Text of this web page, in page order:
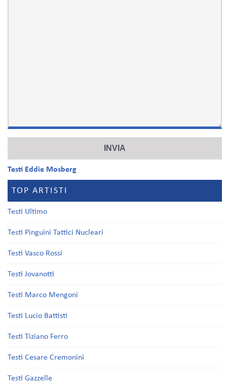
Testi Eddie Mosberg
TOP ARTISTI
Testi Ultimo
Testi Pinguini Tattici Nucleari
Testi Vasco Rossi
Testi Jovanotti
Testi Marco Mengoni
Testi Lucio Battisti
Testi Tiziano Ferro
Testi Cesare Cremonini
Testi Gazzelle